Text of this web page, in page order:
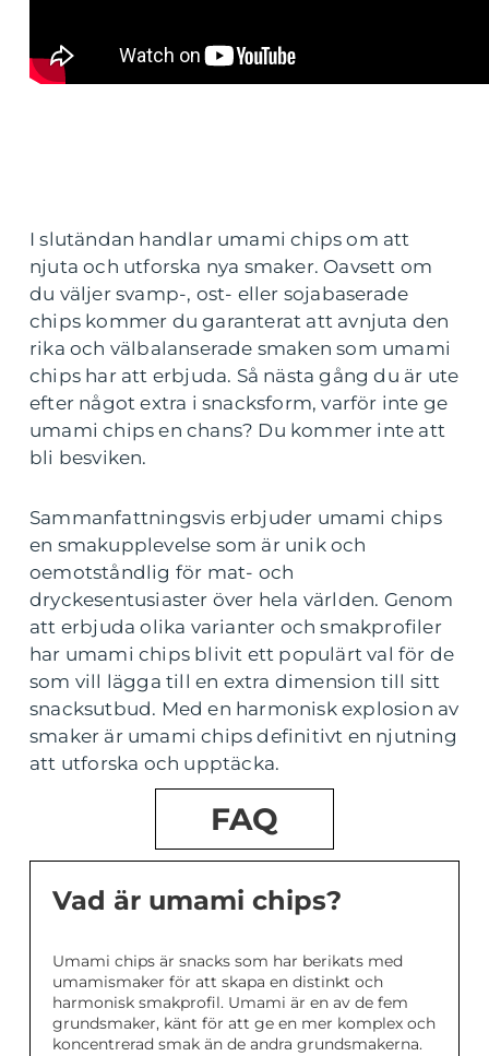
I slutändan handlar umami chips om att
njuta och utforska nya smaker. Oavsett om
du väljer svamp-, ost- eller sojabaserade
chips kommer du garanterat att avnjuta den
rika och välbalanserade smaken som umami
chips har att erbjuda. Så nästa gång du är ute
efter något extra i snacksform, varför inte ge
umami chips en chans? Du kommer inte att
bli besviken.
Sammanfattningsvis erbjuder umami chips
en smakupplevelse som är unik och
oemotståndlig för mat- och
dryckesentusiaster över hela världen. Genom
att erbjuda olika varianter och smakprofiler
har umami chips blivit ett populärt val för de
som vill lägga till en extra dimension till sitt
snacksutbud. Med en harmonisk explosion av
smaker är umami chips definitivt en njutning
att utforska och upptäcka.
FAQ
Vad är umami chips?
Umami chips är snacks som har berikats med
umamismaker för att skapa en distinkt och
harmonisk smakprofil. Umami är en av de fem
grundsmaker, känt för att ge en mer komplex och
koncentrerad smak än de andra grundsmakerna.